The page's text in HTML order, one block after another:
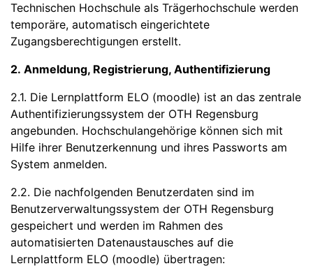
Technischen Hochschule als Trägerhochschule werden
temporäre, automatisch eingerichtete
Zugangsberechtigungen erstellt.
2. Anmeldung, Registrierung, Authentifizierung
2.1. Die Lernplattform ELO (moodle) ist an das zentrale
Authentifizierungssystem der OTH Regensburg
angebunden. Hochschulangehörige können sich mit
Hilfe ihrer Benutzerkennung und ihres Passworts am
System anmelden.
2.2. Die nachfolgenden Benutzerdaten sind im
Benutzerverwaltungssystem der OTH Regensburg
gespeichert und werden im Rahmen des
automatisierten Datenaustausches auf die
Lernplattform ELO (moodle) übertragen: